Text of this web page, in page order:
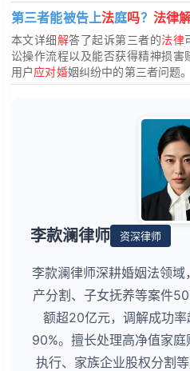
第三者能被告上法庭吗？ 法律
本文详细解答了起诉第三者的法律
讼操作流程以及能否获得精神损害
用户应对婚姻纠纷中的第三者问题。
李款澜律师 资深律师
李款澜律师深耕婚姻法领
产分割、子女抚养等案件
额超20亿元，调解成功
90%。擅长处理高净值家
执行、家族企业股权分割